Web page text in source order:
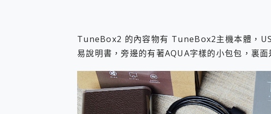
TuneBox2 的內容物有 TuneBox2主機本體，
易說明書，旁邊的有著AQUA字樣的小包包，裏